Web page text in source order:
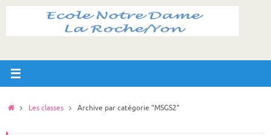
Passer
AccueilLes classes Archive par catégorie "MSGS2"